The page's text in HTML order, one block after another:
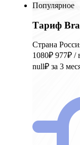
Популярное
Тариф
Страна
1080₽ 977₽ /
null₽ за 3